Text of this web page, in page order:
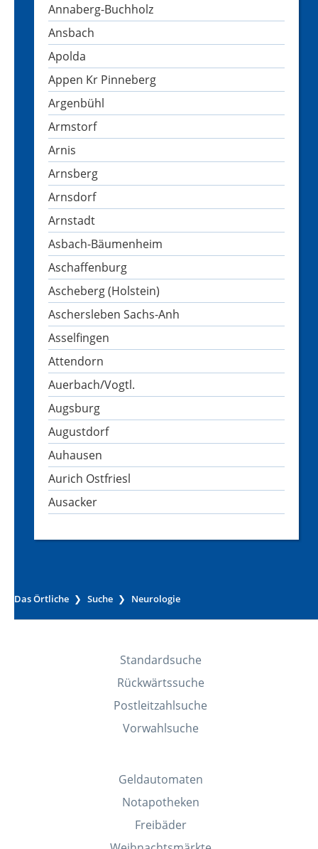
Annaberg-Buchholz
Ansbach
Apolda
Appen Kr Pinneberg
Argenbühl
Armstorf
Arnis
Arnsberg
Arnsdorf
Arnstadt
Asbach-Bäumenheim
Aschaffenburg
Ascheberg (Holstein)
Aschersleben Sachs-Anh
Asselfingen
Attendorn
Auerbach/Vogtl.
Augsburg
Augustdorf
Auhausen
Aurich Ostfriesl
Ausacker
Das Örtliche Suche Neurologie
Standardsuche
Rückwärtssuche
Postleitzahlsuche
Vorwahlsuche
Geldautomaten
Notapotheken
Freibäder